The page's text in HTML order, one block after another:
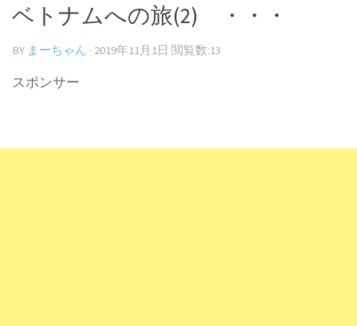
ベトナムへの旅(2) ・・・
BY まーちゃん · 2019年11月1日 閲覧数:13
スポンサー